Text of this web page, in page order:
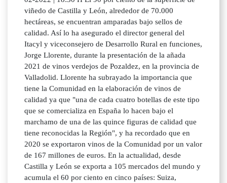
viñedo de Castilla y León, alrededor de 70.000
hectáreas, se encuentran amparadas bajo sellos de
calidad. Así lo ha asegurado el director general del
Itacyl y viceconsejero de Desarrollo Rural en funciones,
Jorge Llorente, durante la presentación de la añada
2021 de vinos verdejos de Pozaldez, en la provincia de
Valladolid. Llorente ha subrayado la importancia que
tiene la Comunidad en la elaboración de vinos de
calidad ya que "una de cada cuatro botellas de este tipo
que se comercializa en España lo hacen bajo el
marchamo de una de las quince figuras de calidad que
tiene reconocidas la Región", y ha recordado que en
2020 se exportaron vinos de la Comunidad por un valor
de 167 millones de euros. En la actualidad, desde
Castilla y León se exporta a 105 mercados del mundo y
acumula el 60 por ciento en cinco países: Suiza,